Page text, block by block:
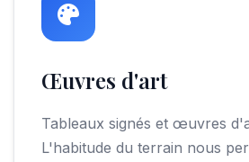
Œuvres d'art
Tableaux signés et œuvres
L'habitude du terrain nous